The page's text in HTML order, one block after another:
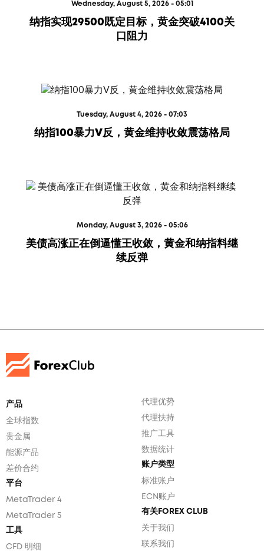
Wednesday, August 5, 2026 - 05:01
纳指实现29500既定目标，黄金突破4100关
口阻力
Tuesday, August 4, 2026 - 07:03
纳指100暴力V反，黄金维持收敛震荡格局
Monday, August 3, 2026 - 05:06
美债高涨正在倒逼懂王收敛，黄金和纳指料继
续反弹
产品
全球指数
贵金属
能源产品
差价合约
平台
MetaTrader 4
MetaTrader 5
工具
CFD 明细
代理优势
代理扶持
推广工具
数据统计
账户类型
标准账户
ECN账户
有关FOREX CLUB
关于我们
联系我们